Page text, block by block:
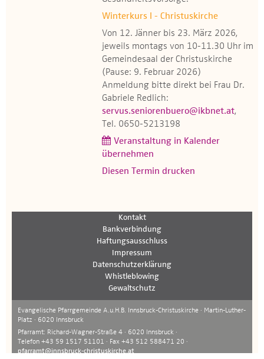
Winterkurs I - Christuskirche
Von 12. Jänner bis 23. März 2026,
jeweils montags von 10-11.30 Uhr im
Gemeindesaal der Christuskirche
(Pause: 9. Februar 2026)
Anmeldung bitte direkt bei Frau Dr.
Gabriele Redlich:
servus.seniorenbuero@ikbnet.at,
Tel. 0650-5213198
Veranstaltung in Kalender
übernehmen
Diesen Termin drucken
Kontakt
Bankverbindung
Haftungsausschluss
Impressum
Datenschutzerklärung
Whistleblowing
Gewaltschutz
Evangelische Pfarrgemeinde A.u.H.B. Innsbruck-Christuskirche · Martin-Luther-
Platz · 6020 Innsbruck
Pfarramt: Richard-Wagner-Straße 4 · 6020 Innsbruck ·
Telefon +43 59 1517 51101 · Fax +43 512 588471 20 ·
pfarramt@innsbruck-christuskirche.at